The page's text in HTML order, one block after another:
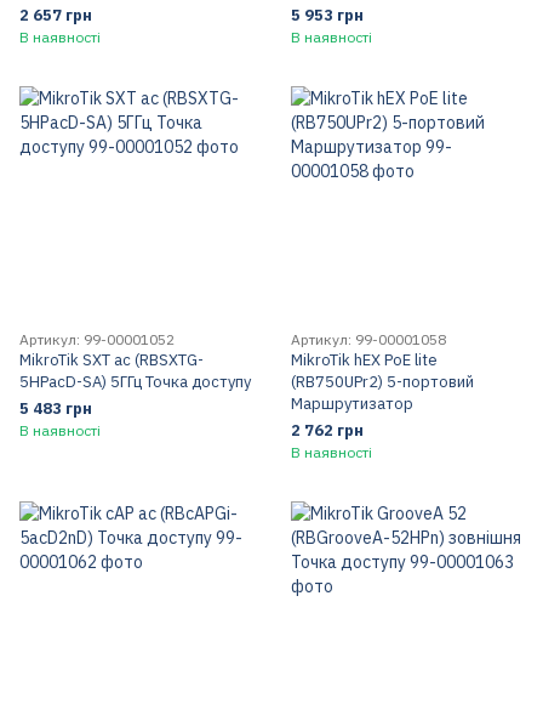
2 657 грн
В наявності
5 953 грн
В наявності
Артикул: 99-00001052
MikroTik SXT ac (RBSXTG-
5HPacD-SA) 5ГГц Точка доступу
5 483 грн
В наявності
Артикул: 99-00001058
MikroTik hEX PoE lite
(RB750UPr2) 5-портовий
Маршрутизатор
2 762 грн
В наявності